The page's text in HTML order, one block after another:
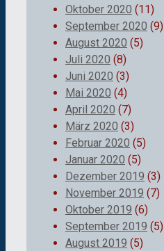
Oktober 2020 (11)
September 2020 (9)
August 2020 (5)
Juli 2020 (8)
Juni 2020 (3)
Mai 2020 (4)
April 2020 (7)
März 2020 (3)
Februar 2020 (5)
Januar 2020 (5)
Dezember 2019 (3)
November 2019 (7)
Oktober 2019 (6)
September 2019 (5)
August 2019 (5)